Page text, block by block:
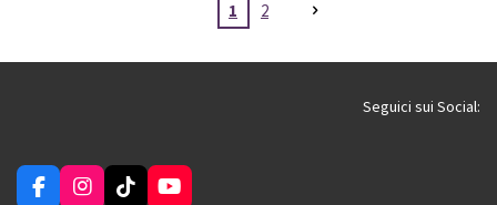
1 2
Seguici sui Social:
F
I
T
Y